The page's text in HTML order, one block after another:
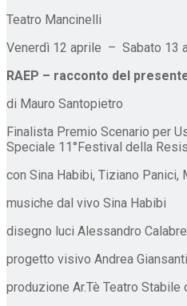
Teatro Mancinelli
Venerdì 12 aprile – Sabato 13
RAEP – racconto del
di Mauro Santopietro
Finalista Premio Scenario per
Speciale 11°Festival della
con Sina Habibi, Tiziano Panici,
musiche dal vivo Sina Habibi
disegno luci Alessandro
progetto visivo Andrea Giansanti
produzione Ar.Tè Teatro Stabile